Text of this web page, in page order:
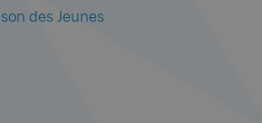
des Jeunes